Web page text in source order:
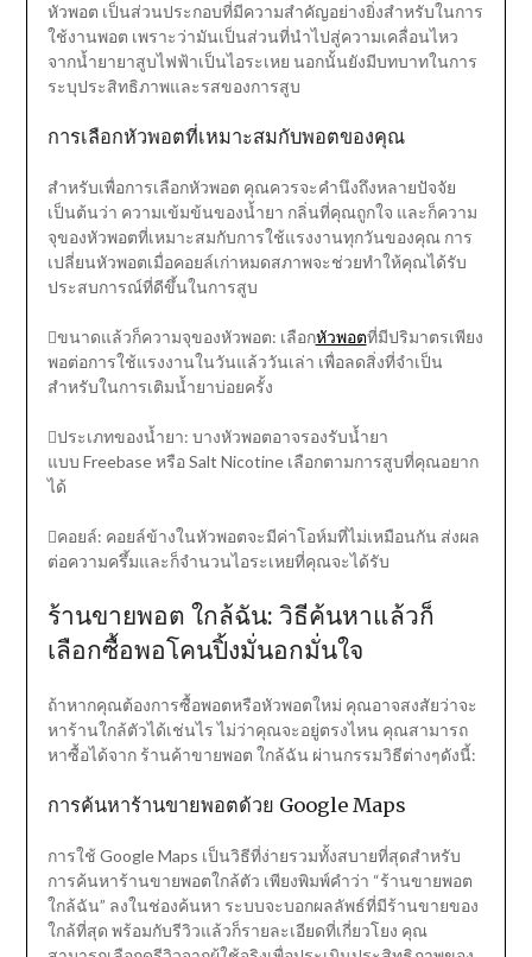
หัวพอต เป็นส่วนประกอบที่มีความสำคัญอย่างยิ่งสำหรับในการ
ใช้งานพอต เพราะว่ามันเป็นส่วนที่นำไปสู่ความเคลื่อนไหว
จากน้ำยายาสูบไฟฟ้าเป็นไอระเหย นอกนั้นยังมีบทบาทในการ
ระบุประสิทธิภาพและรสของการสูบ
การเลือกหัวพอตที่เหมาะสมกับพอตของคุณ
สำหรับเพื่อการเลือกหัวพอต คุณควรจะคำนึงถึงหลายปัจจัย
เป็นต้นว่า ความเข้มข้นของน้ำยา กลิ่นที่คุณถูกใจ และก็ความ
จุของหัวพอตที่เหมาะสมกับการใช้แรงงานทุกวันของคุณ การ
เปลี่ยนหัวพอตเมื่อคอยล์เก่าหมดสภาพจะช่วยทำให้คุณได้รับ
ประสบการณ์ที่ดีขึ้นในการสูบ
ขนาดแล้วก็ความจุของหัวพอต: เลือกหัวพอตที่มีปริมาตรเพียง
พอต่อการใช้แรงงานในวันแล้ววันเล่า เพื่อลดสิ่งที่จำเป็น
สำหรับในการเติมน้ำยาบ่อยครั้ง
ประเภทของน้ำยา: บางหัวพอตอาจรองรับน้ำยา
แบบ Freebase หรือ Salt Nicotine เลือกตามการสูบที่คุณอยาก
ได้
คอยล์: คอยล์ข้างในหัวพอตจะมีค่าโอห์มที่ไม่เหมือนกัน ส่งผล
ต่อความครึ้มและก็จำนวนไอระเหยที่คุณจะได้รับ
ร้านขายพอต ใกล้ฉัน: วิธีค้นหาแล้วก็
เลือกซื้อพอโคนปิ้งมั่นอกมั่นใจ
ถ้าหากคุณต้องการซื้อพอตหรือหัวพอตใหม่ คุณอาจสงสัยว่าจะ
หาร้านใกล้ตัวได้เช่นไร ไม่ว่าคุณจะอยู่ตรงไหน คุณสามารถ
หาซื้อได้จาก ร้านค้าขายพอต ใกล้ฉัน ผ่านกรรมวิธีต่างๆดังนี้:
การค้นหาร้านขายพอตด้วย Google Maps
การใช้ Google Maps เป็นวิธีที่ง่ายรวมทั้งสบายที่สุดสำหรับ
การค้นหาร้านขายพอตใกล้ตัว เพียงพิมพ์คำว่า “ร้านขายพอต
ใกล้ฉัน” ลงในช่องค้นหา ระบบจะบอกผลลัพธ์ที่มีร้านขายของ
ใกล้ที่สุด พร้อมกับรีวิวแล้วก็รายละเอียดที่เกี่ยวโยง คุณ